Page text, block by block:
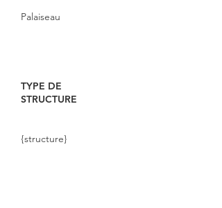
Palaiseau
TYPE DE
STRUCTURE
{structure}